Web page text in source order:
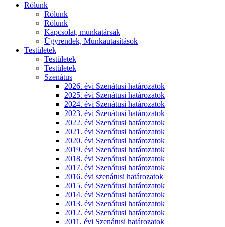
Rólunk
Rólunk
Rólunk
Kapcsolat, munkatársak
Ügyrendek, Munkautasítások
Testületek
Testületek
Testületek
Szenátus
2026. évi Szenátusi határozatok
2025. évi Szenátusi határozatok
2024. évi Szenátusi határozatok
2023. évi Szenátusi határozatok
2022. évi Szenátusi határozatok
2021. évi Szenátusi határozatok
2020. évi Szenátusi határozatok
2019. évi Szenátusi határozatok
2018. évi Szenátusi határozatok
2017. évi Szenátusi határozatok
2016. évi szenátusi határozatok
2015. évi Szenátusi határozatok
2014. évi Szenátusi határozatok
2013. évi Szenátusi határozatok
2012. évi Szenátusi határozatok
2011. évi Szenátusi határozatok